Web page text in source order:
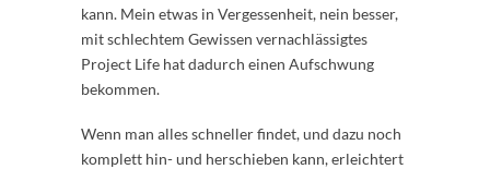
kann. Mein etwas in Vergessenheit, nein besser,
mit schlechtem Gewissen vernachlässigtes
Project Life hat dadurch einen Aufschwung
bekommen.
Wenn man alles schneller findet, und dazu noch
komplett hin- und herschieben kann, erleichtert